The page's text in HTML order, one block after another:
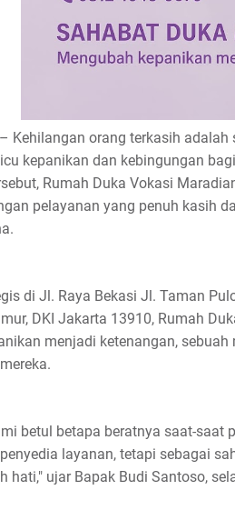
Kehilangan orang terkasih adalah
kepanikan dan kebingungan
Rumah Duka Vokasi
pelayanan yang penuh kasih
di Jl. Raya Bekasi Jl. Taman
DKI Jakarta 13910, Rumah
menjadi ketenangan,
betul betapa beratnya saat-saat
layanan, tetapi sebagai
hati," ujar Bapak Budi Santoso,